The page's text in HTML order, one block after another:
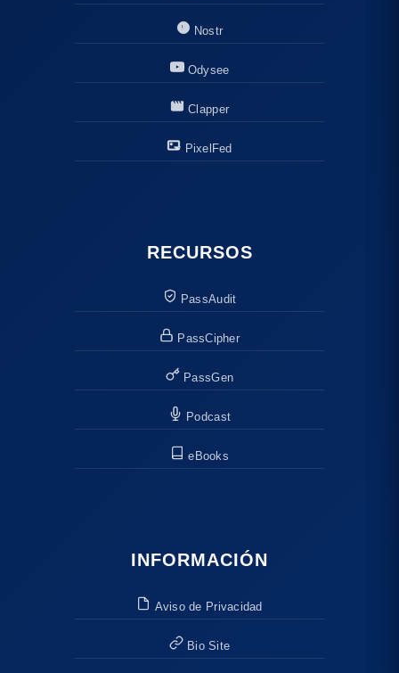
Nostr
Odysee
Clapper
PixelFed
RECURSOS
PassAudit
PassCipher
PassGen
Podcast
eBooks
INFORMACIÓN
Aviso de Privacidad
Bio Site